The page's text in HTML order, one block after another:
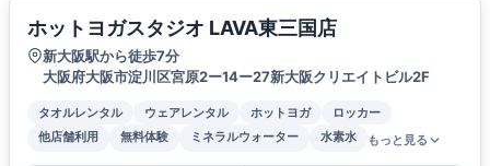
ホットヨガスタジオ LAVA東三国店
新大阪駅から徒歩7分
大阪府大阪市淀川区宮原2ー14ー27新大阪クリエイトビル2F
タオルレンタル ウェアレンタル ホットヨガ
ロッカー
他店舗利用
無料体験 ミネラルウォーター 水素水 もっと見る